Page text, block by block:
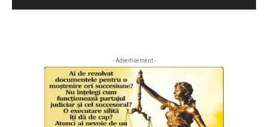
- Advertisement -